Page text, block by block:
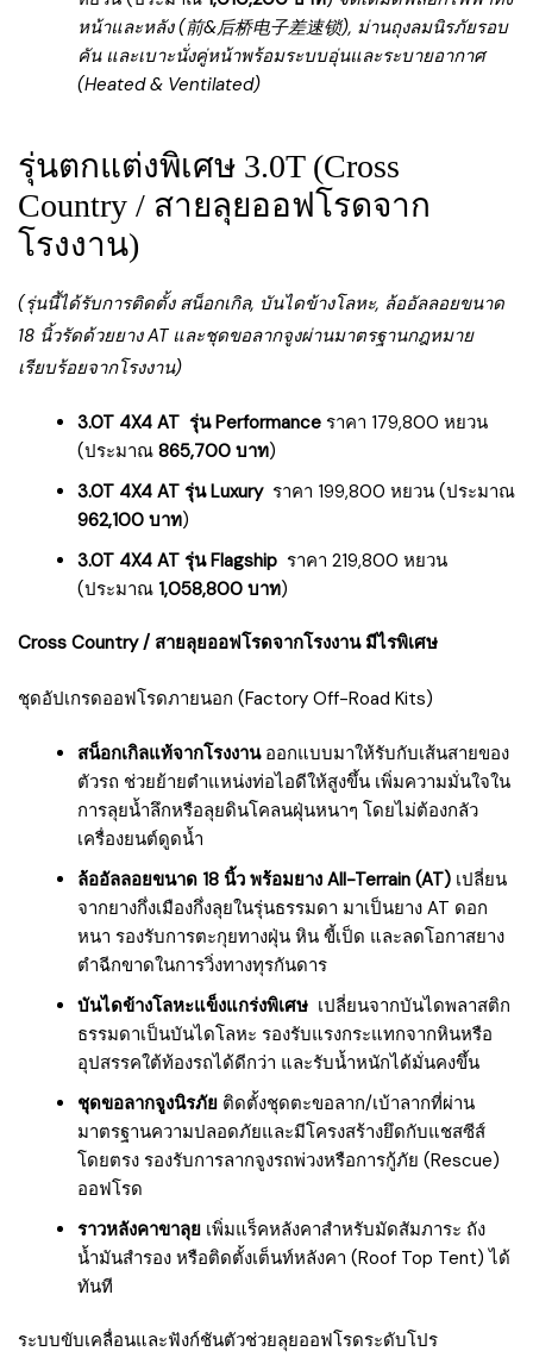
หน้าและหลัง (前&后桥电子差速锁), ม่านถุงลมนิรภัยรอบ
คัน และเบาะนั่งคู่หน้าพร้อมระบบอุ่นและระบายอากาศ
(Heated & Ventilated)
รุ่นตกแต่งพิเศษ 3.0T (Cross
Country / สายลุยออฟโรดจาก
โรงงาน)
(รุ่นนี้ได้รับการติดตั้ง สน็อกเกิล, บันไดข้างโลหะ, ล้ออัลลอยขนาด
18 นิ้วรัดด้วยยาง AT และชุดขอลากจูงผ่านมาตรฐานกฎหมาย
เรียบร้อยจากโรงงาน)
3.0T 4X4 AT รุ่น Performance ราคา 179,800 หยวน
(ประมาณ 865,700 บาท)
3.0T 4X4 AT รุ่น Luxury ราคา 199,800 หยวน (ประมาณ
962,100 บาท)
3.0T 4X4 AT รุ่น Flagship ราคา 219,800 หยวน
(ประมาณ 1,058,800 บาท)
Cross Country / สายลุยออฟโรดจากโรงงาน มีไรพิเศษ
ชุดอัปเกรดออฟโรดภายนอก (Factory Off-Road Kits)
สน็อกเกิลแท้จากโรงงาน ออกแบบมาให้รับกับเส้นสายของ
ตัวรถ ช่วยย้ายตำแหน่งท่อไอดีให้สูงขึ้น เพิ่มความมั่นใจใน
การลุยน้ำลึกหรือลุยดินโคลนฝุ่นหนาๆ โดยไม่ต้องกลัว
เครื่องยนต์ดูดน้ำ
ล้ออัลลอยขนาด 18 นิ้ว พร้อมยาง All-Terrain (AT) เปลี่ยน
จากยางกึ่งเมืองกึ่งลุยในรุ่นธรรมดา มาเป็นยาง AT ดอก
หนา รองรับการตะกุยทางฝุ่น หิน ขี้เป็ด และลดโอกาสยาง
ตำฉีกขาดในการวิ่งทางทุรกันดาร
บันไดข้างโลหะแข็งแกร่งพิเศษ เปลี่ยนจากบันไดพลาสติก
ธรรมดาเป็นบันไดโลหะ รองรับแรงกระแทกจากหินหรือ
อุปสรรคใต้ท้องรถได้ดีกว่า และรับน้ำหนักได้มั่นคงขึ้น
ชุดขอลากจูงนิรภัย ติดตั้งชุดตะขอลาก/เบ้าลากที่ผ่าน
มาตรฐานความปลอดภัยและมีโครงสร้างยึดกับแชสซีส์
โดยตรง รองรับการลากจูงรถพ่วงหรือการกู้ภัย (Rescue)
ออฟโรด
ราวหลังคาขาลุย เพิ่มแร็คหลังคาสำหรับมัดสัมภาระ ถัง
น้ำมันสำรอง หรือติดตั้งเต็นท์หลังคา (Roof Top Tent) ได้
ทันที
ระบบขับเคลื่อนและฟังก์ชันตัวช่วยลุยออฟโรดระดับโปร